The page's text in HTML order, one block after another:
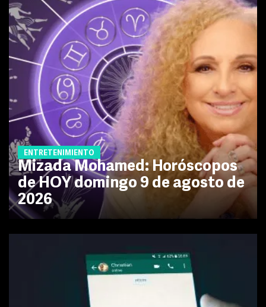
ENTRETENIMIENTO
Mizada Mohamed: Horóscopos
de HOY domingo 9 de agosto de
2026